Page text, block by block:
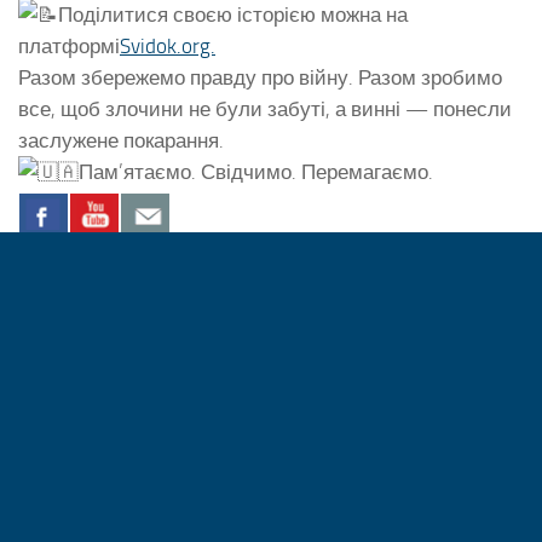
Поділитися своєю історією можна на
платформіSvidok.org.
Разом збережемо правду про війну. Разом зробимо
все, щоб злочини не були забуті, а винні — понесли
заслужене покарання.
Пам’ятаємо. Свідчимо. Перемагаємо.